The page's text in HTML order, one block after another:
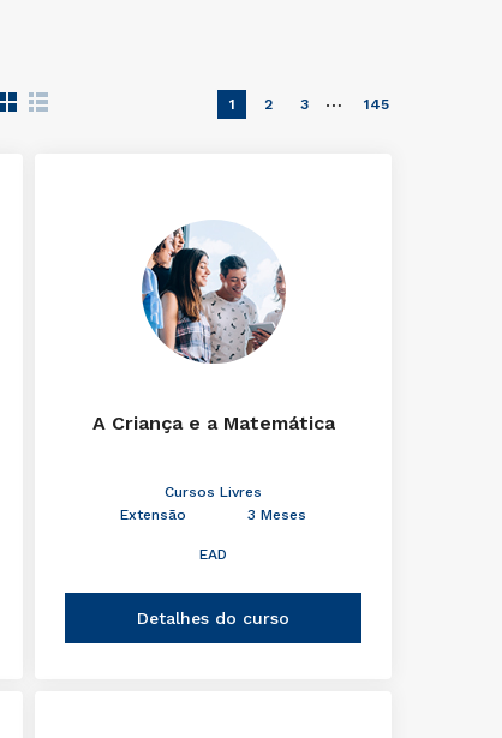
1 2 3 … 145
A Criança e a Matemática
Cursos Livres
Extensão
3 Meses
EAD
Detalhes do curso